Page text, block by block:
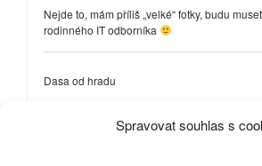
Spravovat souhlas s
Nejde to, mám příliš „velké“ fotky, budu
rodinného IT odborníka
Dasa od hradu
16.5.2016 v 10:53